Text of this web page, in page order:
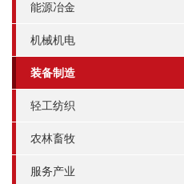
能源冶金
机械机电
装备制造
轻工纺织
农林畜牧
服务产业